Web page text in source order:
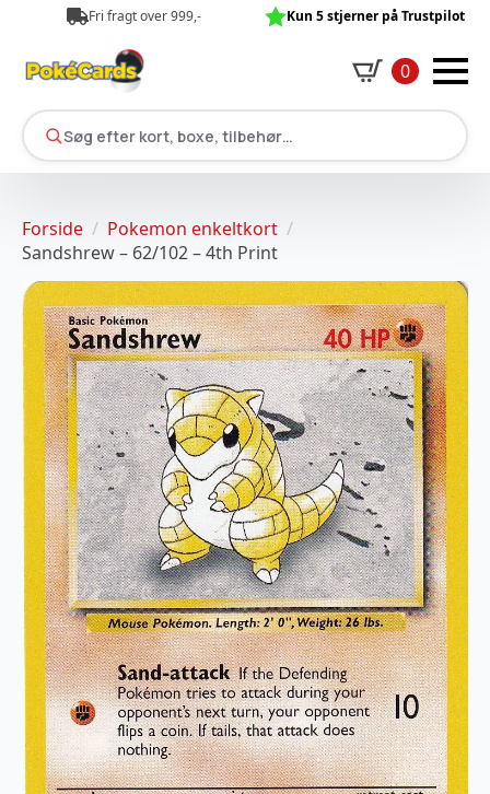
Fri fragt over 999,- Kun 5 stjerner på Trustpilot
0
Søg efter kort, boxe, tilbehør…
Forside
Pokemon enkeltkort
Sandshrew – 62/102 – 4th Print